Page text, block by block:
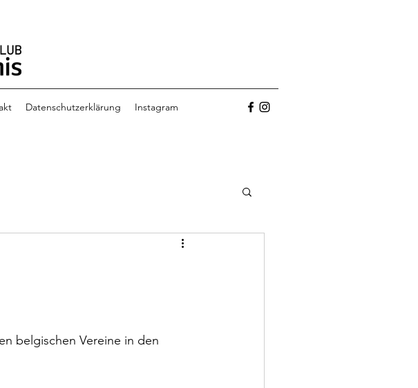
Datenschutzerklärung Instagram
belgischen Vereine in den